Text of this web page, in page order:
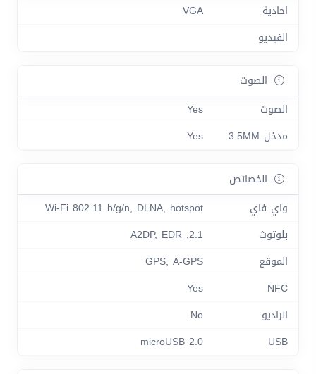
احادية
VGA
الفيديو
الصوت
الصوت
Yes
مدخل 3.5MM
Yes
الخصائص
واي فاي
Wi-Fi 802.11 b/g/n, DLNA, hotspot
بلوتوث
2.1, A2DP, EDR
الموقع
GPS, A-GPS
NFC
Yes
الراديو
No
USB
microUSB 2.0